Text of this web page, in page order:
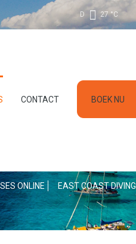
D 27 °C
CONTACT BOEK NU
ONLINE EAST COAST DIVING